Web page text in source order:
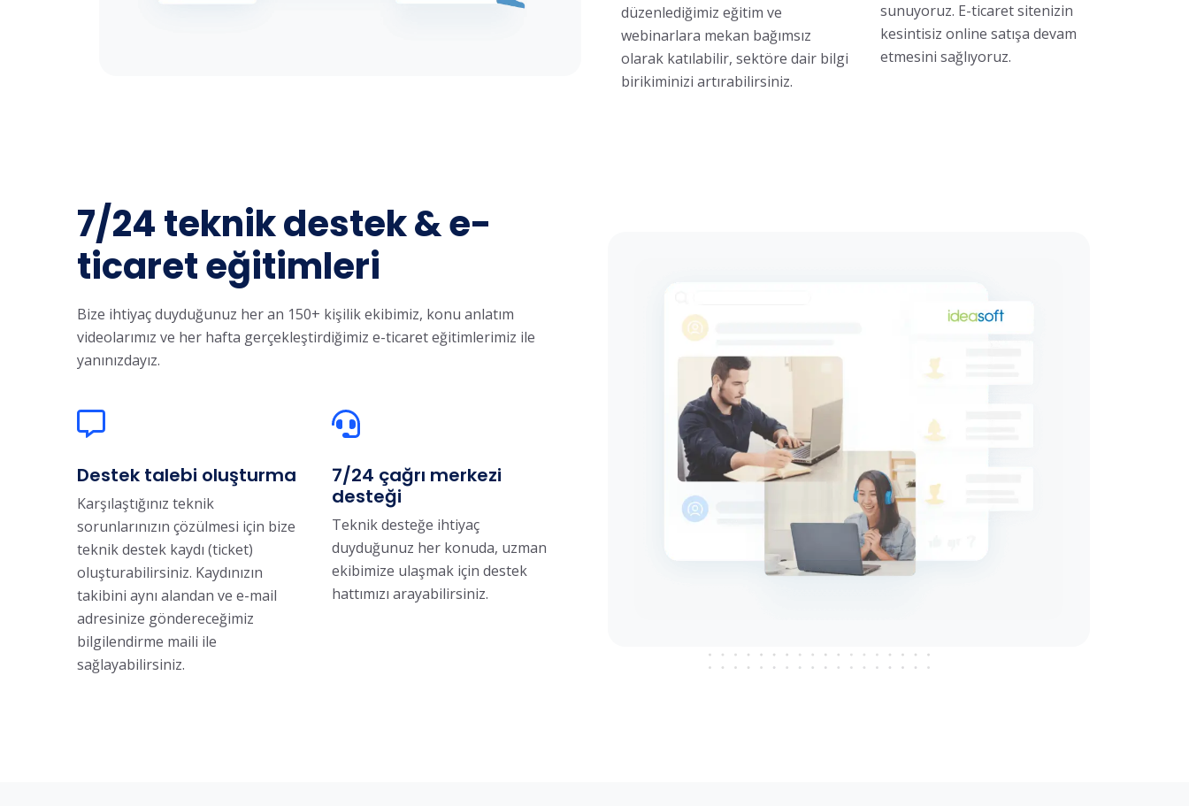
düzenlediğimiz eğitim ve
webinarlara mekan bağımsız
olarak katılabilir, sektöre dair bilgi
birikiminizi artırabilirsiniz.
sunuyoruz. E-ticaret sitenizin
kesintisiz online satışa devam
etmesini sağlıyoruz.
7/24 teknik destek & e-
ticaret eğitimleri
Bize ihtiyaç duyduğunuz her an 150+ kişilik ekibimiz, konu anlatım
videolarımız ve her hafta gerçekleştirdiğimiz e-ticaret eğitimlerimiz ile
yanınızdayız.
Destek talebi oluşturma
Karşılaştığınız teknik
sorunlarınızın çözülmesi için bize
teknik destek kaydı (ticket)
oluşturabilirsiniz. Kaydınızın
takibini aynı alandan ve e-mail
adresinize göndereceğimiz
bilgilendirme maili ile
sağlayabilirsiniz.
7/24 çağrı merkezi
desteği
Teknik desteğe ihtiyaç
duyduğunuz her konuda, uzman
ekibimize ulaşmak için destek
hattımızı arayabilirsiniz.